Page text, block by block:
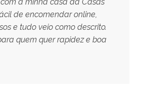
de encomendar online,
e tudo veio como descrito.
quem quer rapidez e boa